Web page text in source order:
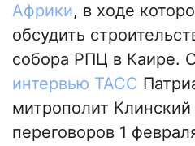
Африки, в ходе
обсудить
собора РПЦ в Каире.
интервью ТАСС
митрополит
переговоров 1